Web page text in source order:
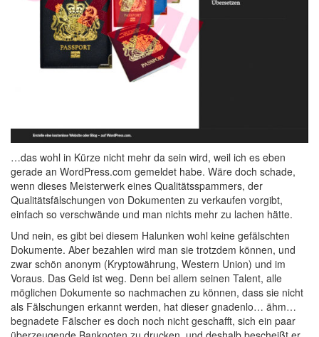
…das wohl in Kürze nicht mehr da sein wird, weil ich es eben
gerade an WordPress.com gemeldet habe. Wäre doch schade,
wenn dieses Meisterwerk eines Qualitätsspammers, der
Qualitätsfälschungen von Dokumenten zu verkaufen vorgibt,
einfach so verschwände und man nichts mehr zu lachen hätte.
Und nein, es gibt bei diesem Halunken wohl keine gefälschten
Dokumente. Aber bezahlen wird man sie trotzdem können, und
zwar schön anonym (Kryptowährung, Western Union) und im
Voraus. Das Geld ist weg. Denn bei allem seinen Talent, alle
möglichen Dokumente so nachmachen zu können, dass sie nicht
als Fälschungen erkannt werden, hat dieser gnadenlo… ähm…
begnadete Fälscher es doch noch nicht geschafft, sich ein paar